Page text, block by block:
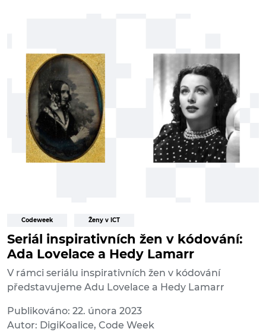
Codeweek Ženy v ICT
Seriál inspirativních žen v kódování:
Ada Lovelace a Hedy Lamarr
V rámci seriálu inspirativních žen v kódování
představujeme Adu Lovelace a Hedy Lamarr
Publikováno: 22. února 2023
Autor: DigiKoalice, Code Week